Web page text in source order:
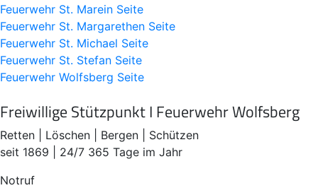
Feuerwehr St. Marein Seite
Feuerwehr St. Margarethen Seite
Feuerwehr St. Michael Seite
Feuerwehr St. Stefan Seite
Feuerwehr Wolfsberg Seite
Freiwillige Stützpunkt I Feuerwehr Wolfsberg
Retten | Löschen | Bergen | Schützen
seit 1869 | 24/7 365 Tage im Jahr
Notruf